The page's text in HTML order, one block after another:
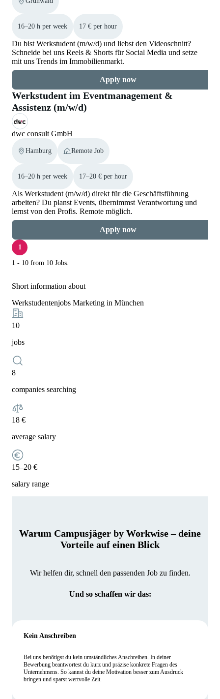
16–20 h per week 17 € per hour
Du bist Werkstudent (m/w/d) und liebst den Videoschnitt?
Schneide bei uns Reels & Shorts für Social Media und setze
mit uns Trends im Immobilienmarkt.
Apply now
Werkstudent im Eventmanagement &
Assistenz (m/w/d)
dwc consult GmbH
Hamburg Remote Job
16–20 h per week 17–20 € per hour
Als Werkstudent (m/w/d) direkt für die Geschäftsführung
arbeiten? Du planst Events, übernimmst Verantwortung und
lernst von den Profis. Remote möglich.
Apply now
1
1 - 10 from 10 Jobs.
Short information about
Werkstudentenjobs Marketing in München
10
jobs
8
companies searching
18 €
average salary
15–20 €
salary range
Warum Campusjäger by Workwise – deine
Vorteile auf einen Blick
Wir helfen dir, schnell den passenden Job zu finden.
Und so schaffen wir das:
Kein Anschreiben
Bei uns benötigst du kein umständliches Anschreiben. In deiner
Bewerbung beantwortest du kurz und präzise konkrete Fragen des
Unternehmens. So kannst du deine Motivation besser zum Ausdruck
bringen und sparst wertvolle Zeit.